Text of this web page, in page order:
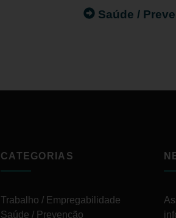
Saúde /
CATEGORIAS
Trabalho / Empregabilidade
Saúde / Prevenção